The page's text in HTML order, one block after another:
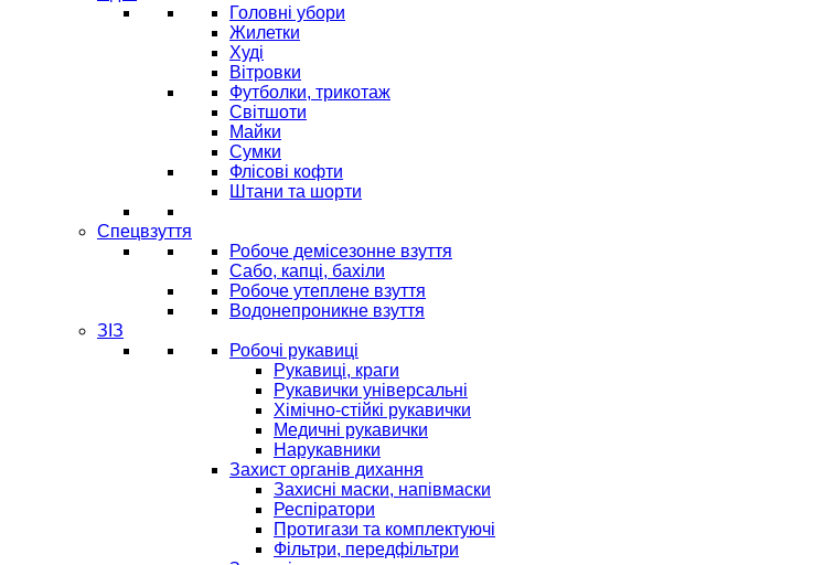
Головні убори
Жилетки
Худі
Вітровки
Футболки, трикотаж
Світшоти
Майки
Сумки
Флісові кофти
Штани та шорти
Спецвзуття
Робоче демісезонне взуття
Сабо, капці, бахіли
Робоче утеплене взуття
Водонепроникне взуття
ЗІЗ
Робочі рукавиці
Рукавиці, краги
Рукавички універсальні
Хімічно-стійкі рукавички
Медичні рукавички
Нарукавники
Захист органів дихання
Захисні маски, напівмаски
Респіратори
Протигази та комплектуючі
Фільтри, передфільтри